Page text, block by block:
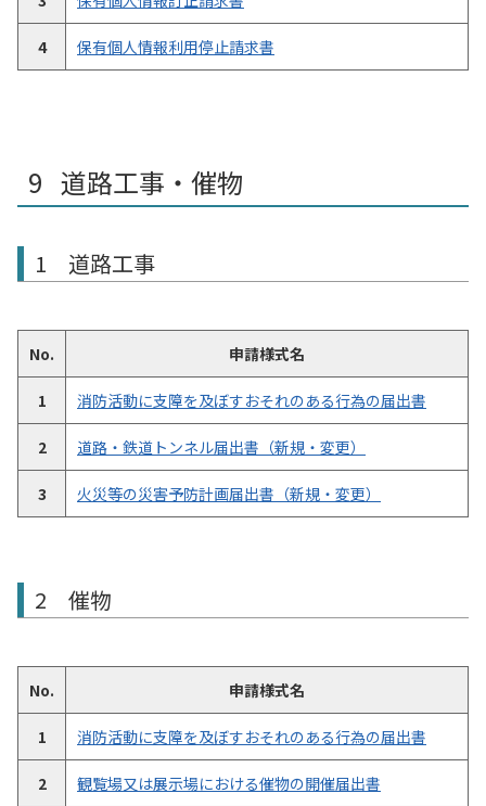
4 保有個人情報利用停止請求書
道路工事・催物
1 道路工事
No. 申請様式名
1 消防活動に支障を及ぼすおそれのある行為の届出書
2 道路・鉄道トンネル届出書（新規・変更）
3 火災等の災害予防計画届出書（新規・変更）
2 催物
No. 申請様式名
1 消防活動に支障を及ぼすおそれのある行為の届出書
2 観覧場又は展示場における催物の開催届出書